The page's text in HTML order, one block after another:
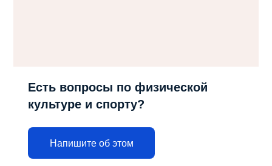
Есть вопросы по физической
культуре и спорту?
Напишите об этом